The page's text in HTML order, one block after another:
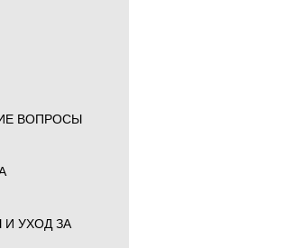
ВОПРОСЫ
И УХОД ЗА